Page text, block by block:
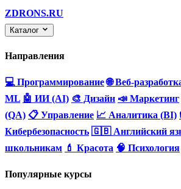
ZDRONS.RU
Каталог
Направления
💻 Программирование 🌐 Веб-
ML 🤖 ИИ (AI) 🎨 Дизайн 📣 Маркетинг
(QA) 📋 Управление 📈 Аналитика (BI)
Кибербезопасность 🇬🇧 Английский
школьникам 💄 Красота 🧠 Психология
Популярные курсы